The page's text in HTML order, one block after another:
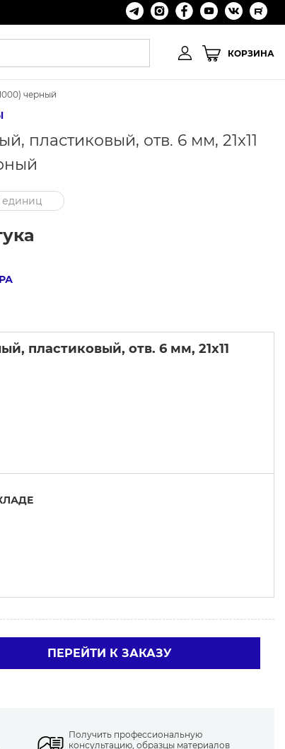
КОРЗИНА
черный
пластиковый, отв. 6 мм, 21x11
единиц
пластиковый, отв. 6 мм, 21x11
ПЕРЕЙТИ К ЗАКАЗУ
Получить профессиональную
консультацию, образцы материалов